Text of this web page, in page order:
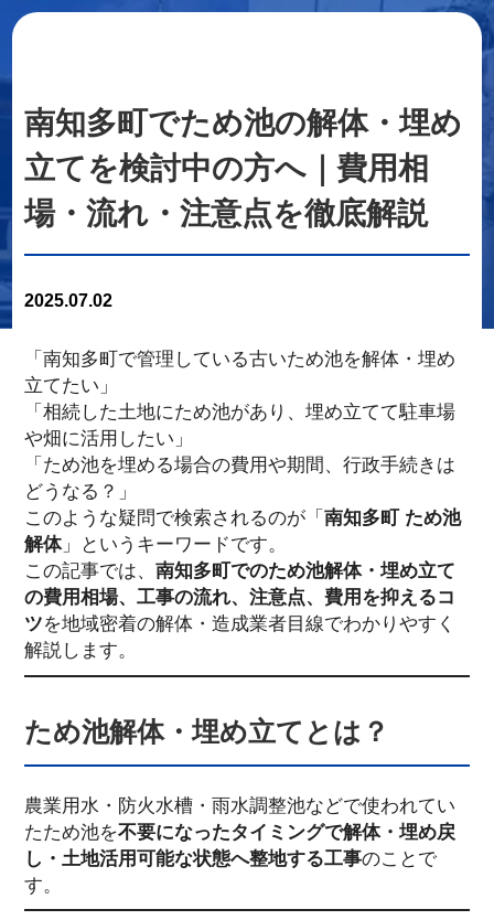
南知多町でため池の解体・埋め
立てを検討中の方へ｜費用相
場・流れ・注意点を徹底解説
2025.07.02
「南知多町で管理している古いため池を解体・埋め
立てたい」
「相続した土地にため池があり、埋め立てて駐車場
や畑に活用したい」
「ため池を埋める場合の費用や期間、行政手続きは
どうなる？」
このような疑問で検索されるのが「 南知多町 ため池
解体」というキーワードです。
この記事では、 南知多町でのため池解体・埋め立て
の費用相場、工事の流れ、注意点、費用を抑えるコ
ツを地域密着の解体・造成業者目線でわかりやすく
解説します。
ため池解体・埋め立てとは？
農業用水・防火水槽・雨水調整池などで使われてい
たため池を不要になったタイミングで解体・埋め戻
し・土地活用可能な状態へ整地する工事のことで
す。